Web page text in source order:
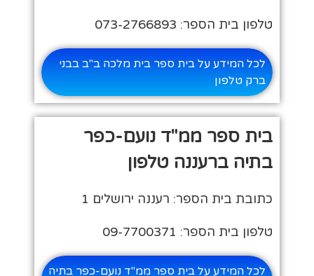
טלפון בית הספר: 073-2766893
לכל המידע על בית ספר בית מלכה ב"ב בבני
ברק טלפון
בית ספר ממ"ד נועם-כפר
בתיה ברעננה טלפון
כתובת בית הספר: רעננה ירושלים 1
טלפון בית הספר: 09-7700371
לכל המידע על בית ספר ממ"ד נועם-כפר בתיה